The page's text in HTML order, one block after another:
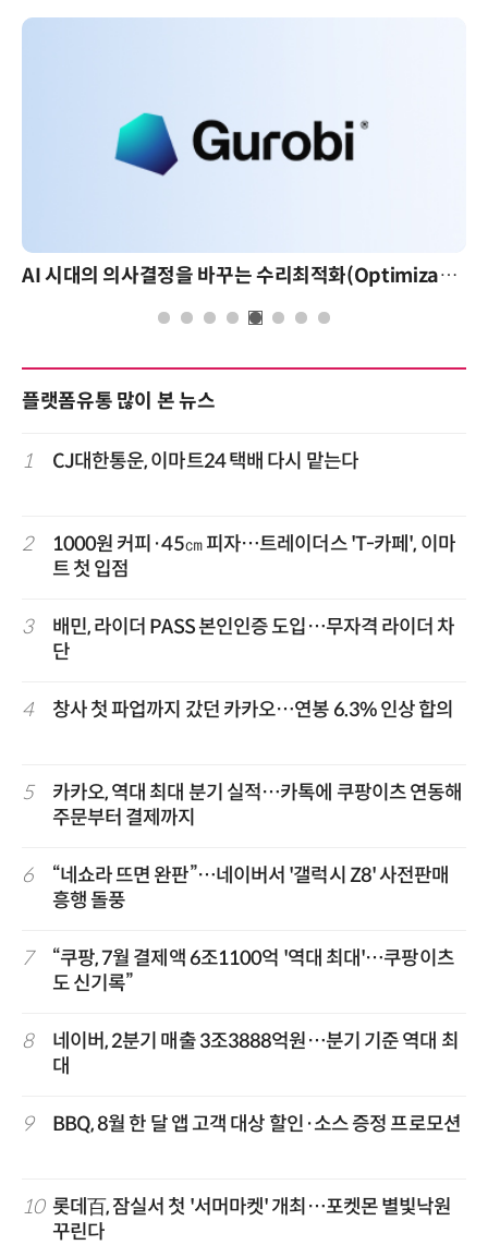
AI 시대의 의사결정을 바꾸는 수리최적화(Optimization): 실제 산업 적용 사례와 활용 전략
플랫폼유통 많이 본 뉴스
1 CJ대한통운, 이마트24 택배 다시 맡는다
2
1000원 커피·45㎝ 피자…트레이더스 'T-카페', 이마
트 첫 입점
3
배민, 라이더 PASS 본인인증 도입…무자격 라이더 차
단
4 창사 첫 파업까지 갔던 카카오…연봉 6.3% 인상 합의
5
카카오, 역대 최대 분기 실적…카톡에 쿠팡이츠 연동해
주문부터 결제까지
6
“네쇼라 뜨면 완판”…네이버서 '갤럭시 Z8' 사전판매
흥행 돌풍
7
“쿠팡, 7월 결제액 6조1100억 '역대 최대'…쿠팡이츠
도 신기록”
8
네이버, 2분기 매출 3조3888억원…분기 기준 역대 최
대
9 BBQ, 8월 한 달 앱 고객 대상 할인·소스 증정 프로모션
10 롯데百, 잠실서 첫 '서머마켓' 개최…포켓몬 별빛낙원
꾸린다